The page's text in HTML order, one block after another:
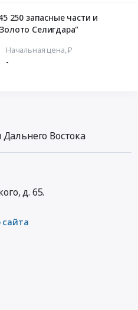
250 запасные части и
Селигдара"
Начальная цена, ₽
-
Востока
д. 65.